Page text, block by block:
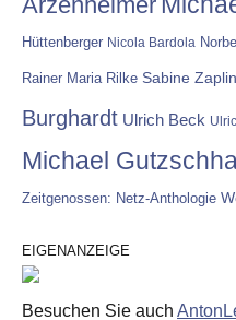
Hüttenberger Nicola Bardola
Rainer Maria Rilke Sabine Zaplin
Burghardt Ulrich Beck
Michael
Zeitgenossen: Netz-Anthologie
EIGENANZEIGE
Besuchen Sie auch